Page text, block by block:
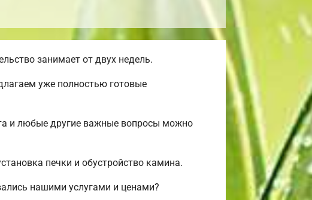
занимает от двух недель.
уже полностью готовые
и любые другие важные вопросы можно
печки и обустройство камина.
нашими услугами и ценами?